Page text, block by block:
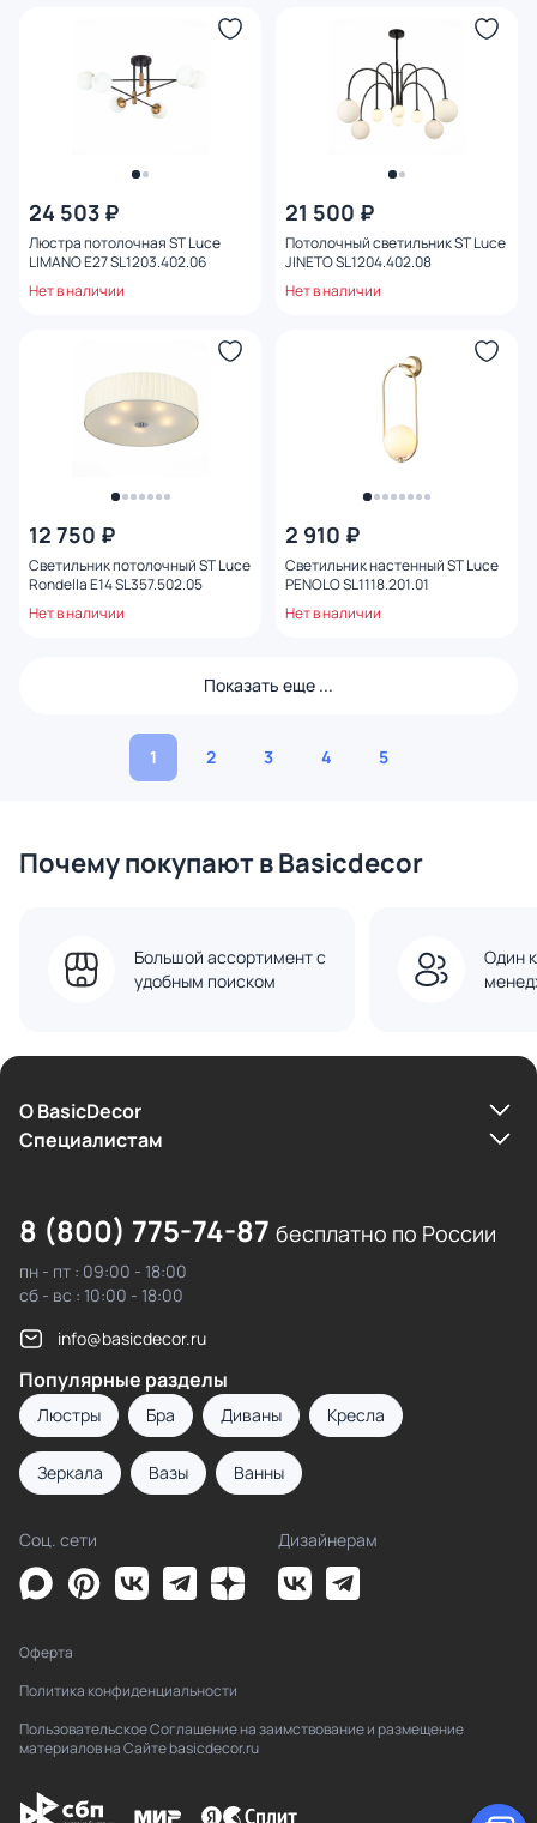
24 503 ₽
Люстра потолочная ST Luce
LIMANO E27 SL1203.402.06
Нет в наличии
21 500 ₽
Потолочный светильник ST Luce
JINETO SL1204.402.08
Нет в наличии
12 750 ₽
Светильник потолочный ST Luce
Rondella E14 SL357.502.05
Нет в наличии
2 910 ₽
Светильник настенный ST Luce
PENOLO SL1118.201.01
Нет в наличии
Показать еще ...
1 2 3 4 5
Почему покупают в Basicdecor
Большой ассортимент с
удобным поиском
Один
О BasicDecor
Cпециалистам
8 (800) 775-74-87 бесплатно по России
пн - пт : 09:00 - 18:00
сб - вс : 10:00 - 18:00
info@basicdecor.ru
Популярные разделы
Люстры Бра Диваны Кресла
Зеркала Вазы Ванны
Соц. сети Дизайнерам
Оферта
Политика конфиденциальности
Пользовательское Соглашение на заимствование и размещение
материалов на Сайте basicdecor.ru